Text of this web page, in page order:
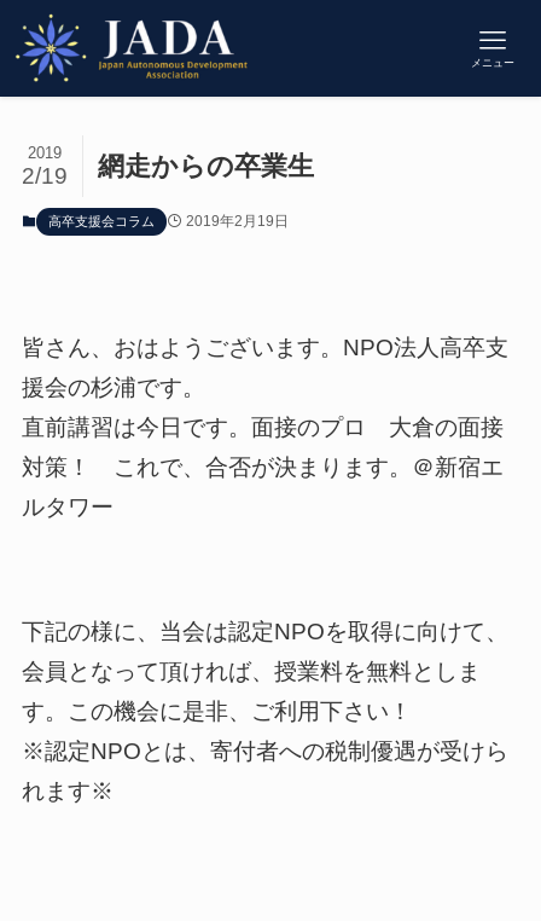
メニュー
網走からの卒業生
2019
2/19
高卒支援会コラム 2019年2月19日
皆さん、おはようございます。NPO法人高卒支
援会の杉浦です。
直前講習は今日です。面接のプロ 大倉の面接
対策！ これで、合否が決まります。＠新宿エ
ルタワー
下記の様に、当会は認定NPOを取得に向けて、
会員となって頂ければ、授業料を無料としま
す。この機会に是非、ご利用下さい！
※認定NPOとは、寄付者への税制優遇が受けら
れます※